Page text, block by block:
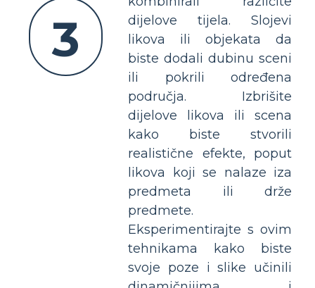
3
dijelove tijela. Slojevi
likova ili objekata da
biste dodali dubinu sceni
ili pokrili određena
područja. Izbrišite
dijelove likova ili scena
kako biste stvorili
realistične efekte, poput
likova koji se nalaze iza
predmeta ili drže
predmete.
Eksperimentirajte s ovim
tehnikama kako biste
svoje poze i slike učinili